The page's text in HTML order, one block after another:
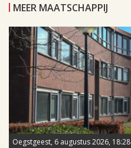
MEER MAATSCHAPPIJ
Oegstgeest, 6 augustus 2026, 18:28